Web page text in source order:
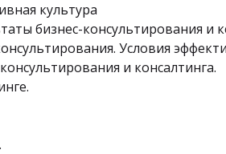
культура
бизнес-консультирования и
Условия
и консалтинга.